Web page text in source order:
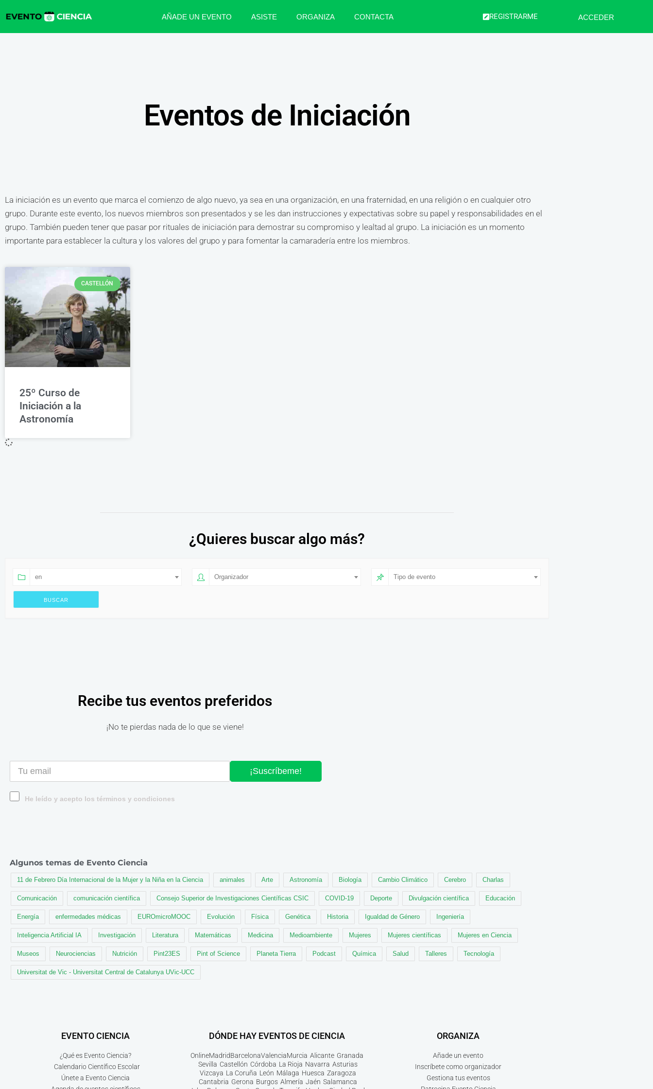
AÑADE UN EVENTO ASISTE ORGANIZA CONTACTA REGISTRARME ACCEDER
Eventos de Iniciación
La iniciación es un evento que marca el comienzo de algo nuevo, ya sea en una organización, en una fraternidad, en una religión o en cualquier otro
grupo. Durante este evento, los nuevos miembros son presentados y se les dan instrucciones y expectativas sobre su papel y responsabilidades en el
grupo. También pueden tener que pasar por rituales de iniciación para demostrar su compromiso y lealtad al grupo. La iniciación es un momento
importante para establecer la cultura y los valores del grupo y para fomentar la camaradería entre los miembros.
CASTELLÓN
25º Curso de
Iniciación a la
Astronomía
¿Quieres buscar algo más?
en Organizador Tipo de evento
Recibe tus eventos preferidos
¡No te pierdas nada de lo que se viene!
¡Suscríbeme!
He leído y acepto los términos y condiciones
Algunos temas de Evento Ciencia
11 de Febrero Día Internacional de la Mujer y la Niña en la Ciencia animales Arte Astronomía Biología Cambio Climático Cerebro Charlas
Comunicación comunicación científica Consejo Superior de Investigaciones Científicas CSIC COVID-19 Deporte Divulgación científica Educación
Energía enfermedades médicas EUROmicroMOOC Evolución Física Genética Historia Igualdad de Género Ingeniería
Inteligencia Artificial IA Investigación Literatura Matemáticas Medicina Medioambiente Mujeres Mujeres científicas Mujeres en Ciencia
Museos Neurociencias Nutrición Pint23ES Pint of Science Planeta Tierra Podcast Química Salud Talleres Tecnología
Universitat de Vic - Universitat Central de Catalunya UVic-UCC
EVENTO CIENCIA
¿Qué es Evento Ciencia?
Calendario Científico Escolar
Únete a Evento Ciencia
DÓNDE HAY EVENTOS DE CIENCIA
OnlineMadridBarcelonaValenciaMurcia Alicante Granada
Sevilla Castellón Córdoba La Rioja Navarra Asturias
Vizcaya La Coruña León Málaga Huesca Zaragoza
Cantabria Gerona Burgos Almería Jaén Salamanca
ORGANIZA
Añade un evento
Inscríbete como organizador
Gestiona tus eventos